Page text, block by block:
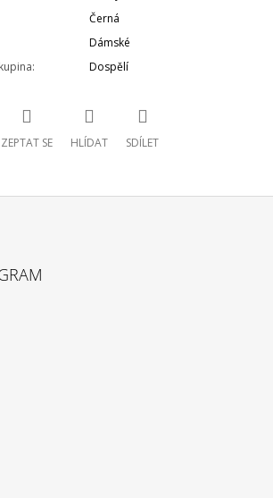
Černá
Dámské
: Dospělí
ZEPTAT SE HLÍDAT SDÍLET